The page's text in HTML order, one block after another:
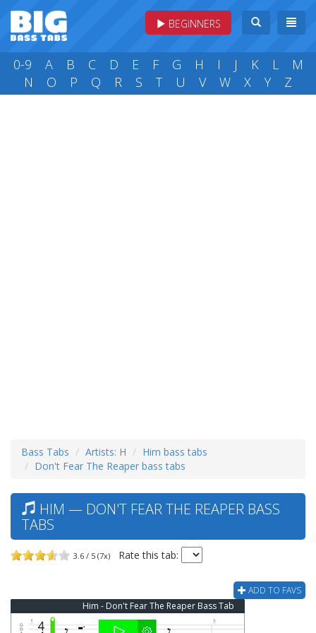
BEGINNERS
0-9 A B C D E F G H I J K L
M
N
O P Q R S T U V W X Y Z
Bass Tabs Artists: H
Him bass tabs
Don't Fear The Reaper bass tabs
HIM — DON'T FEAR THE REAPER BASS
TABS
3.6 / 5 (7x) Rate this tab:
ADD TO FAVS
Him - Don't Fear The Reaper Bass Tab